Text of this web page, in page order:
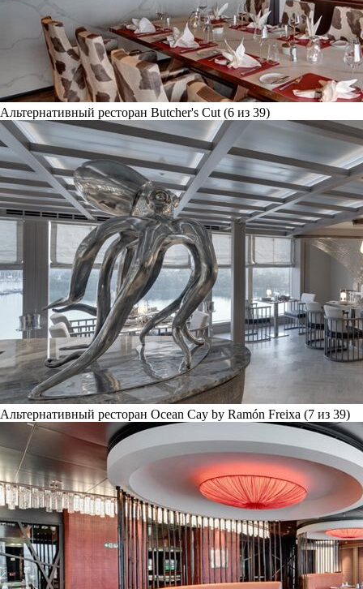
Альтернативный ресторан Butcher's Cut (6 из 39)
Альтернативный ресторан Ocean Cay by Ramón Freixa (7 из 39)